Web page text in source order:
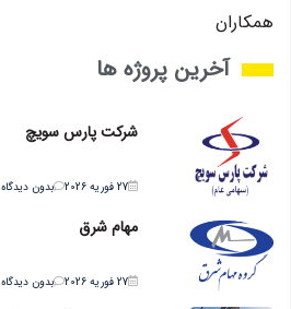
همکاران
آخرین پروژه ها
شرکت پارس سویچ
27 فوریه 2026 بدون دیدگاه
مهام شرق
27 فوریه 2026 بدون دیدگاه